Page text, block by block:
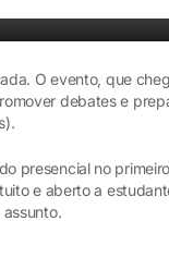
O evento, que
debates e
presencial no
e aberto a